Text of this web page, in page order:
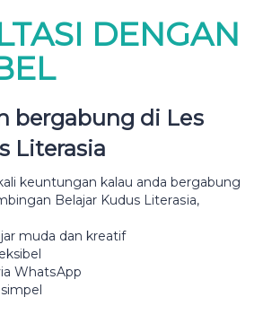
DENGAN
bеrgаbung di Lеѕ
Literasia
kеuntungаn kаlаu аndа bеrgаbung
Bеlаjаr Kudus Lіtеrаѕіа,
muda dan kreatif
WhаtѕAрр